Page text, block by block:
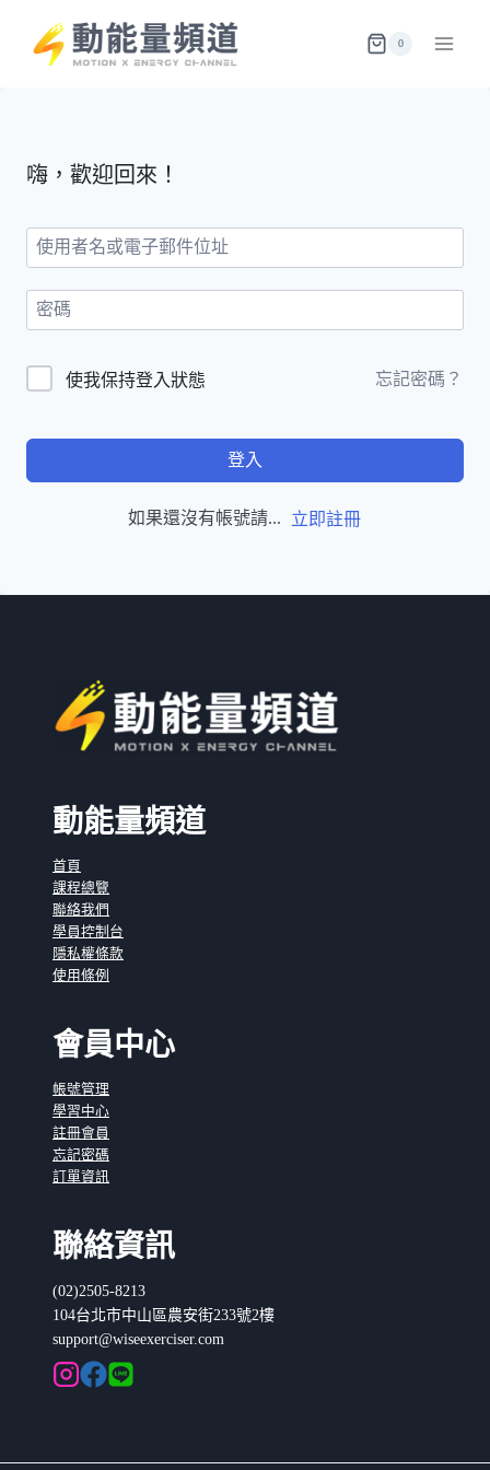
content
0
嗨，歡迎回來！
使我保持登入狀態 忘記密碼？
登入
如果還沒有帳號請... 立即註冊
動能量頻道
首頁
課程總覽
聯絡我們
學員控制台
隱私權條款
使用條例
會員中心
帳號管理
學習中心
註冊會員
忘記密碼
訂單資訊
聯絡資訊
(02)2505-8213
104台北市中山區農安街233號2樓
support@wiseexerciser.com